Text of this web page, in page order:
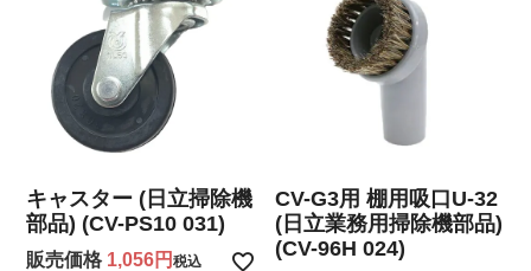
キャスター (日立掃除機
部品) (CV-PS10 031)
販売価格 1,056 税込
CV-G3用 棚用吸口U-32
(日立業務用掃除機部品)
(CV-96H 024)